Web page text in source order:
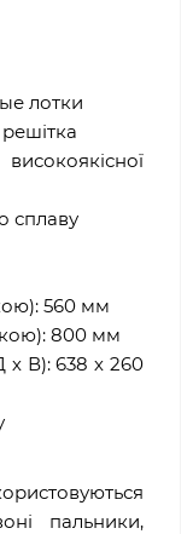
лотки
сплаву
560 мм
800 мм
х В): 638 х 260
пальники,